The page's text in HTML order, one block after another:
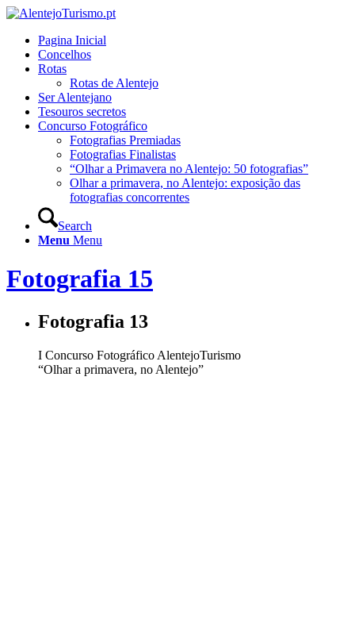
Pagina Inicial
Concelhos
Rotas
Rotas de Alentejo
Ser Alentejano
Tesouros secretos
Concurso Fotográfico
Fotografias Premiadas
Fotografias Finalistas
“Olhar a Primavera no Alentejo: 50 fotografias”
Olhar a primavera, no Alentejo: exposição das
fotografias concorrentes
Search
Menu Menu
Fotografia 15
Fotografia 13
I Concurso Fotográfico AlentejoTurismo
“Olhar a primavera, no Alentejo”